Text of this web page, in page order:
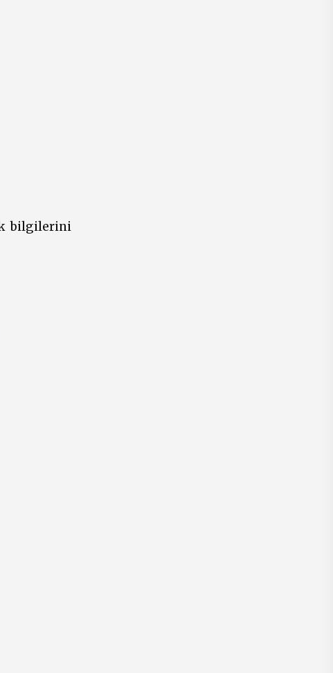
bilgilerini